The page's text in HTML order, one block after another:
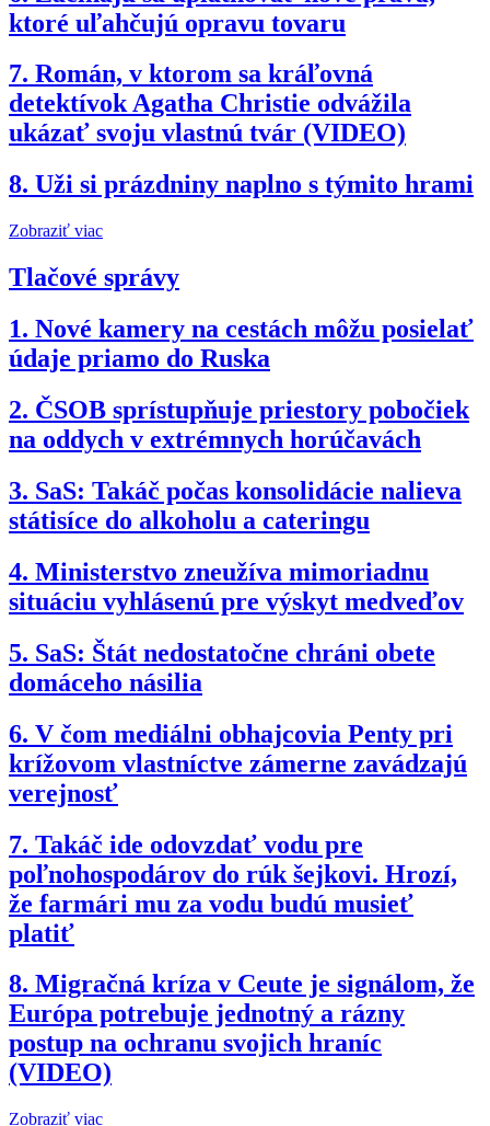
ktoré uľahčujú opravu tovaru
7. Román, v ktorom sa kráľovná
detektívok Agatha Christie odvážila
ukázať svoju vlastnú tvár (VIDEO)
8. Uži si prázdniny naplno s týmito hrami
Zobraziť viac
Tlačové správy
1. Nové kamery na cestách môžu posielať
údaje priamo do Ruska
2. ČSOB sprístupňuje priestory pobočiek
na oddych v extrémnych horúčavách
3. SaS: Takáč počas konsolidácie nalieva
státisíce do alkoholu a cateringu
4. Ministerstvo zneužíva mimoriadnu
situáciu vyhlásenú pre výskyt medveďov
5. SaS: Štát nedostatočne chráni obete
domáceho násilia
6. V čom mediálni obhajcovia Penty pri
krížovom vlastníctve zámerne zavádzajú
verejnosť
7. Takáč ide odovzdať vodu pre
poľnohospodárov do rúk šejkovi. Hrozí,
že farmári mu za vodu budú musieť
platiť
8. Migračná kríza v Ceute je signálom, že
Európa potrebuje jednotný a rázny
postup na ochranu svojich hraníc
(VIDEO)
Zobraziť viac